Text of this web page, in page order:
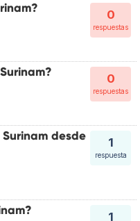
0
respuestas
0
respuestas
1
respuesta
desde
1